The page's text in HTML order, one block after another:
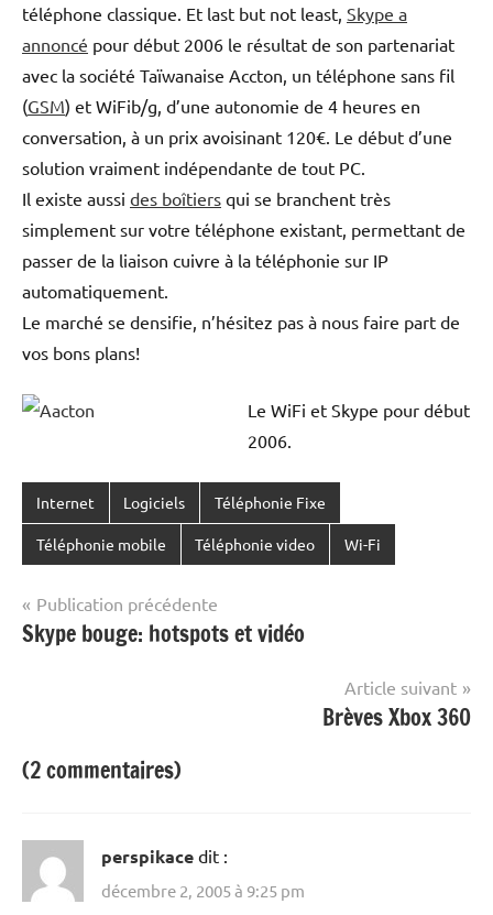
téléphone classique. Et last but not least, Skype a
annoncé pour début 2006 le résultat de son partenariat
avec la société Taïwanaise Accton, un téléphone sans fil
(GSM) et WiFib/g, d’une autonomie de 4 heures en
conversation, à un prix avoisinant 120€. Le début d’une
solution vraiment indépendante de tout PC.
Il existe aussi des boîtiers qui se branchent très
simplement sur votre téléphone existant, permettant de
passer de la liaison cuivre à la téléphonie sur IP
automatiquement.
Le marché se densifie, n’hésitez pas à nous faire part de
vos bons plans!
Le WiFi et Skype pour début
2006.
Internet Logiciels Téléphonie Fixe
Téléphonie mobile Téléphonie video Wi-Fi
Navigation
de
Publication précédente
Skype bouge: hotspots et vidéo
Article suivant
Brèves Xbox 360
(2 commentaires)
perspikace dit :
décembre 2, 2005 à 9:25 pm